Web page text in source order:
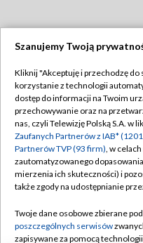
Abonament TVP
Emisja w TVP
Centrum informacji TVP
Naziemna Telewizja
Rada Programowa
Szanujemy Twoją
Kliknij "Akceptuję i przechodzę do
korzystanie z technologii
dostęp do informacji na Twoim
przechowywanie oraz na
nas, czyli Telewizję Polską S.A. w
Zaufanych Partnerów z IAB*
Partnerów TVP (93 firm), w
zautomatyzowanego
mierzenia ich skuteczności) i
także zgody na udostępnianie
Twoje dane osobowe zbierane
poszczególnych serwisów
zapisywane za pomocą